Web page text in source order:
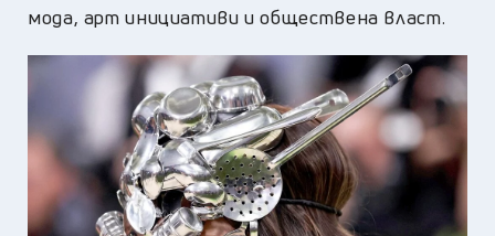
мода, арт инициативи и обществена власт.